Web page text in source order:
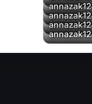
annazak12
annazak12
annazak12
annazak12